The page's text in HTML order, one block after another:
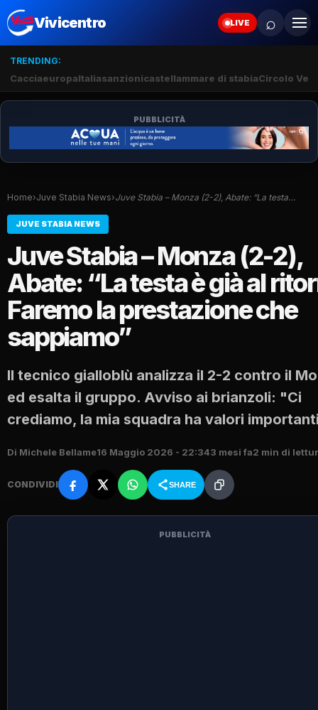
Vivicentro LIVE ⌕
TRENDING:
CacciaeuropaItaliasanzionicastellammare di stabiaCircolo
PUBBLICITÀ
Home›Juve Stabia News›Juve Stabia – Monza (2-2), Abate: “La testa…
JUVE STABIA NEWS
Juve Stabia – Monza (2-2),
Abate: “La testa è già al
Faremo la prestazione che
sappiamo”
Il tecnico gialloblù analizza il 2-2 contro il
ed esalta il gruppo. Avviso ai brianzoli: "Ci
crediamo, la mia squadra ha valori
Di Michele Bellame16 Maggio 2026 - 22:343 mesi fa2 min di
CONDIVIDI SHARE
PUBBLICITÀ